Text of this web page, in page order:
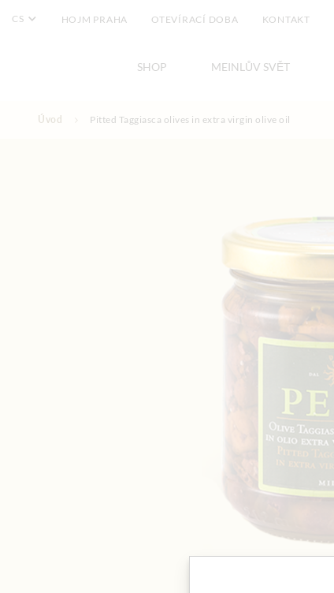
CS HOJM PRAHA OTEVÍRACÍ DOBA KONTAKT
SHOP MEINLŮV SVĚT
Přejít na obsah
Úvod Pitted Taggiasca olives in extra virgin olive oil